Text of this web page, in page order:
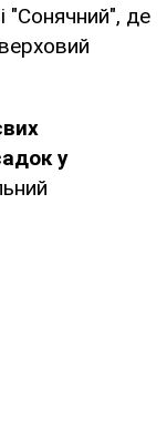
"Сонячний", де
у